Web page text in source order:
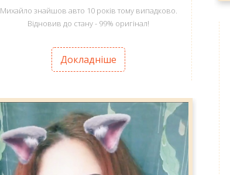
Михайло знайшов авто 10 років тому випадково.
Відновив до стану - 99% оригінал!
Докладніше